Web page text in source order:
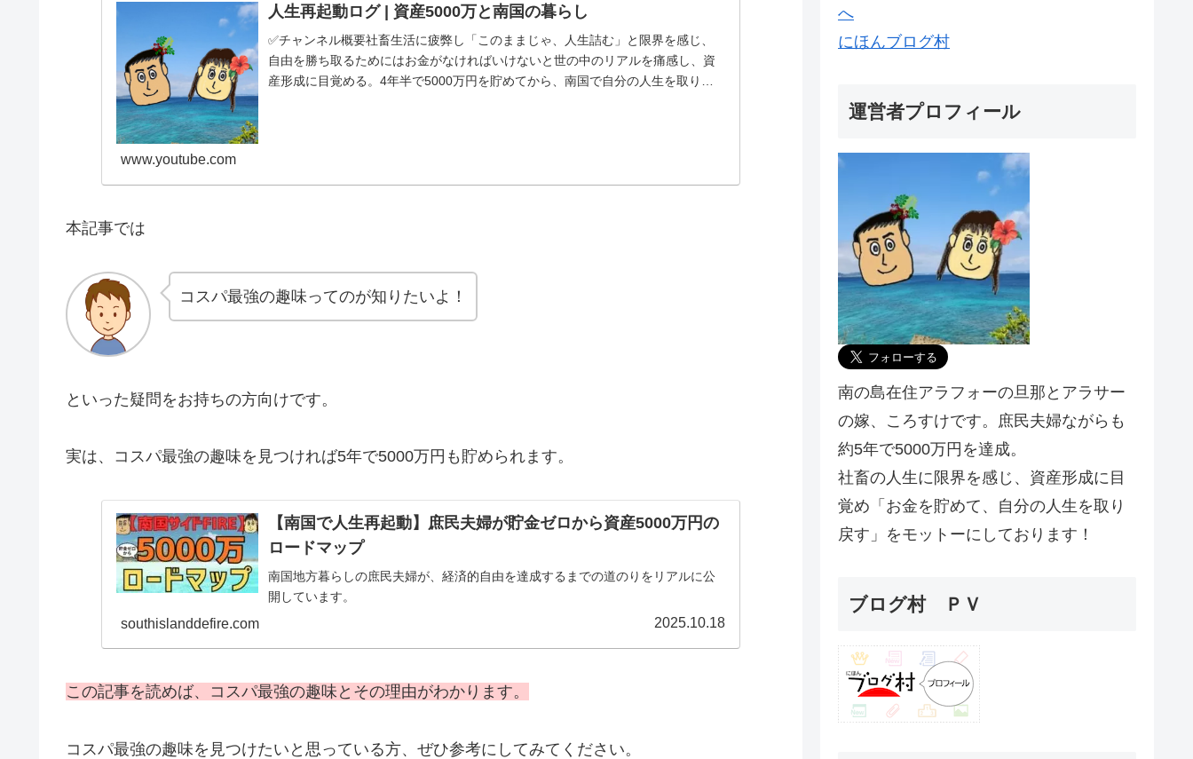
人生再起動ログ | 資産5000万と南国の暮らし
✅チャンネル概要社畜生活に疲弊し「このままじゃ、人生詰む」と限界を感じ、
自由を勝ち取るためにはお金がなければいけないと世の中のリアルを痛感し、資
産形成に目覚める。4年半で5000万円を貯めてから、南国で自分の人生を取り戻
www.youtube.com
本記事では
コスパ最強の趣味ってのが知りたいよ！
といった疑問をお持ちの方向けです。
実は、コスパ最強の趣味を見つければ5年で5000万円も貯められます。
【南国で人生再起動】庶民夫婦が貯金ゼロから資産5000万円の
ロードマップ
南国地方暮らしの庶民夫婦が、経済的自由を達成するまでの道のりをリアルに公
開しています。
southislanddefire.com 2025.10.18
この記事を読めば、コスパ最強の趣味とその理由がわかります。
コスパ最強の趣味を見つけたいと思っている方、ぜひ参考にしてみてください。
にほんブログ村
運営者プロフィール
南の島在住アラフォーの旦那とアラサー
の嫁、ころすけです。庶民夫婦ながらも
約5年で5000万円を達成。
社畜の人生に限界を感じ、資産形成に目
覚め「お金を貯めて、自分の人生を取り
戻す」をモットーにしております！
ブログ村 ＰＶ